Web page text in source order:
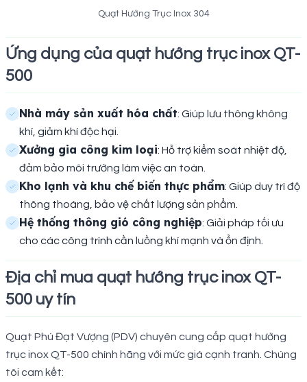
Quạt Hướng Trục Inox 304
Ứng dụng của quạt hướng trục inox QT-
500
Nhà máy sản xuất hóa chất: Giúp lưu thông không
khí, giảm khí độc hại.
Xưởng gia công kim loại: Hỗ trợ kiểm soát nhiệt độ,
đảm bảo môi trường làm việc an toàn.
Kho lạnh và khu chế biến thực phẩm: Giúp duy trì độ
thông thoáng, bảo vệ chất lượng sản phẩm.
Hệ thống thông gió công nghiệp: Giải pháp tối ưu
cho các công trình cần luồng khí mạnh và ổn định.
Địa chỉ mua quạt hướng trục inox QT-
500 uy tín
Quạt Phú Đạt Vượng (PDV) chuyên cung cấp quạt hướng
trục inox QT-500 chính hãng với mức giá cạnh tranh. Chúng
tôi cam kết: